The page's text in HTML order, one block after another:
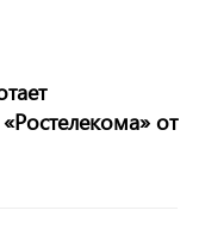
от